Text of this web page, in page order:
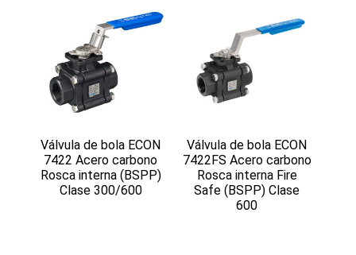
Válvula de bola ECON
7422 Acero carbono
Rosca interna (BSPP)
Clase 300/600
Válvula de bola ECON
7422FS Acero carbono
Rosca interna Fire
Safe (BSPP) Clase
600